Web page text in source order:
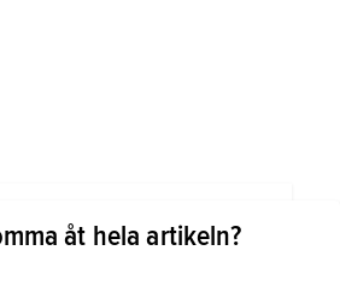
åt hela artikeln?